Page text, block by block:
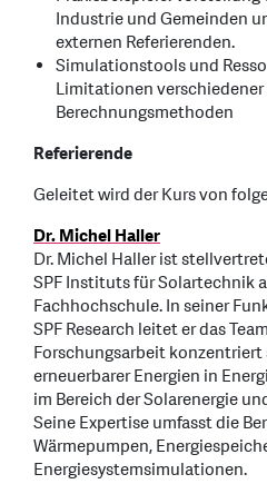
Industrie und Gemeinden
externen Referierenden.
Simulationstools und
Limitationen verschiedener
Berechnungsmethoden
Referierende
Geleitet wird der Kurs von
Dr. Michel Haller
Dr. Michel Haller ist
SPF Instituts für Solartechnik
Fachhochschule. In seiner
SPF Research leitet er das
Forschungsarbeit
erneuerbarer Energien in
im Bereich der Solarenergie
Seine Expertise umfasst die
Wärmepumpen,
Energiesystemsimulationen.